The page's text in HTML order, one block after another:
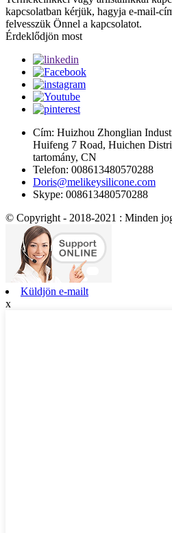
kapcsolatban kérjük, hagyja e-mail-
felvesszük Önnel a kapcsolatot.
Érdeklődjön most
Cím: Huizhou Zhonglian
Huifeng 7 Road, Huichen
tartomány, CN
Telefon: 008613480570288
Doris@melikeysilicone.com
Skype: 008613480570288
© Copyright - 2018-2021 : Minden
Küldjön e-mailt
x